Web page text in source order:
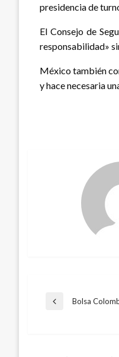
presidencia de
El Consejo de
responsabilidad»
México también
y hace necesaria
Entrada
Bolsa